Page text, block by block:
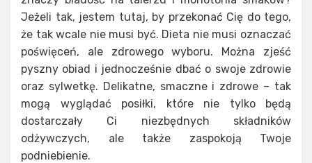
Jeżeli tak, jestem tutaj, by przekonać Cię do tego,
że tak wcale nie musi być. Dieta nie musi oznaczać
poświęceń, ale zdrowego wyboru. Można zjeść
pyszny obiad i jednocześnie dbać o swoje zdrowie
oraz sylwetkę. Delikatne, smaczne i zdrowe – tak
mogą wyglądać posiłki, które nie tylko będą
dostarczały Ci niezbędnych składników
odżywczych, ale także zaspokoją Twoje
podniebienie.